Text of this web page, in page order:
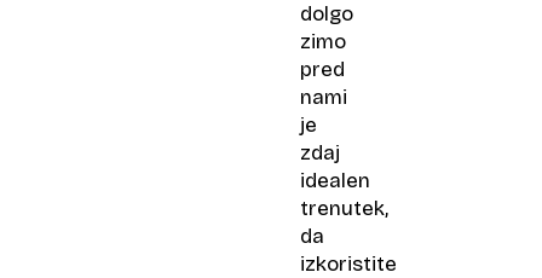
dolgo
zimo
pred
nami
je
zdaj
idealen
trenutek,
da
izkoristite